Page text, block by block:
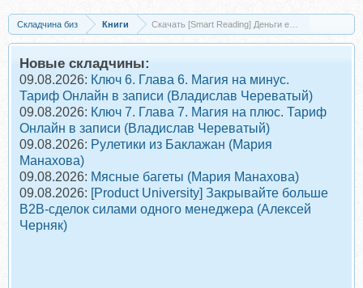
Складчина биз Книги Скачать [Smart Reading] Деньги есть! Финансовая
Новые складчины:
09.08.2026: Ключ 6. Глава 6. Магия на минус.
Тариф Онлайн в записи (Владислав Череватый)
09.08.2026: Ключ 7. Глава 7. Магия на плюс. Тариф
Онлайн в записи (Владислав Череватый)
09.08.2026: Рулетики из Баклажан (Мария
Манахова)
09.08.2026: Мясные багеты (Мария Манахова)
09.08.2026: [Product University] Закрывайте больше
B2B-сделок силами одного менеджера (Алексей
Черняк)